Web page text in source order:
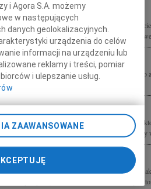
najukochańszy Mąż i największy Przyjaciel
stratę powiadamiam, że uroczystości
po odejściu Wojciecha Siemiona znakomitego
żegnamy Wojciecha Siemiona wybitnego artystę,
Dyrektora Teatru Stara Prochownia
o śmierci Wojciecha Siemiona wybitnego
wyrazy współczucia Jacek Kalinowski
i Agora S.A. możemy
w następujących
danych geolokalizacyjnych.
urządzenia do celów
informacji na urządzeniu lub
reklamy i treści, pomiar
i ulepszanie usług.
ZAAWANSOWANE